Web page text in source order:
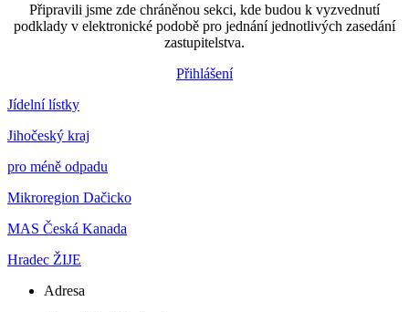
Připravili jsme zde chráněnou sekci, kde budou k vyzvednutí
podklady v elektronické podobě pro jednání jednotlivých zasedání
zastupitelstva.
Přihlášení
Jídelní lístky
Jihočeský kraj
pro méně odpadu
Mikroregion Dačicko
MAS Česká Kanada
Hradec ŽIJE
Adresa